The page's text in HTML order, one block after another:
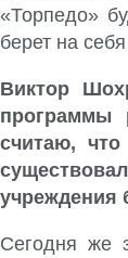
«Торпедо»
берет на
Виктор
программы
считаю,
учреждения
Сегодня же